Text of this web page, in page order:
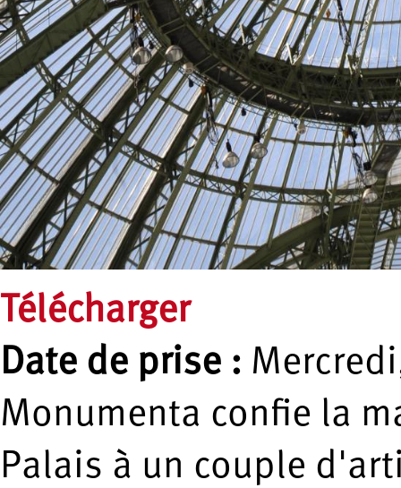
Télécharger
Date de prise :
Monumenta confie la
Palais à un couple